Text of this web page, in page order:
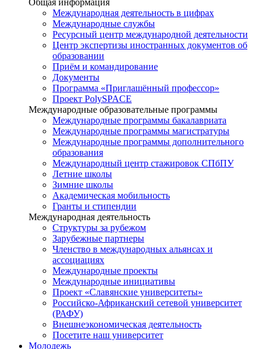
Международная деятельность в цифрах
Международные службы
Ресурсный центр международной деятельности
Центр экспертизы иностранных документов об
образовании
Приём и командирование
Документы
Программа «Приглашённый профессор»
Проект PolySPACE
Международные образовательные программы
Международные программы бакалавриата
Международные программы магистратуры
Международные программы дополнительного
образования
Международный центр стажировок СПбПУ
Летние школы
Зимние школы
Академическая мобильность
Гранты и стипендии
Международная деятельность
Структуры за рубежом
Зарубежные партнеры
Членство в международных альянсах и
ассоциациях
Международные проекты
Международные инициативы
Проект «Славянские университеты»
Российско-Африканский сетевой университет
(РАФУ)
Внешнеэкономическая деятельность
Посетите наш университет
Молодежь